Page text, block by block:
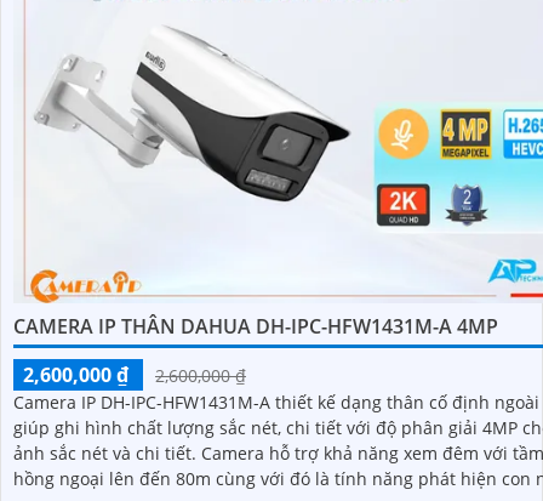
CAMERA IP THÂN DAHUA DH-IPC-HFW1431M-A 4MP
2,600,000 ₫
2,600,000 ₫
Camera IP DH-IPC-HFW1431M-A thiết kế dạng thân cố định
giúp ghi hình chất lượng sắc nét, chi tiết với độ phân giải 4MP
ảnh sắc nét và chi tiết. Camera hỗ trợ khả năng xem đêm với tầm xa
hồng ngoại lên đến 80m cùng với đó là tính năng phát hiện con